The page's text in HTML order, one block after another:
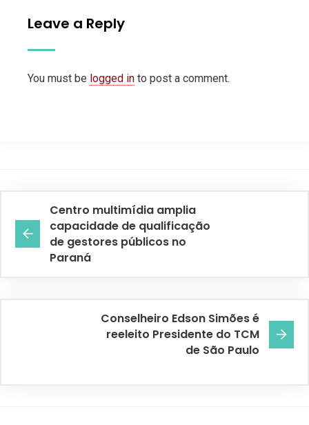
Leave a Reply
You must be logged in to post a comment.
Centro multimídia amplia
capacidade de qualificação
de gestores públicos no
Paraná
Conselheiro Edson Simões é
reeleito Presidente do TCM
de São Paulo